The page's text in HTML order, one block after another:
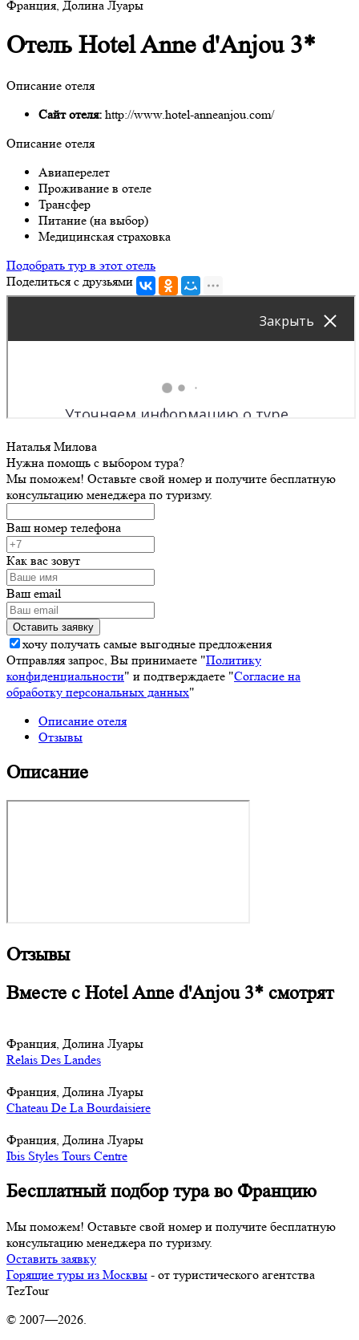
Франция, Долина Луары
Отель Hotel Anne d'Anjou 3*
Описание отеля
Сайт отеля: http://www.hotel-anneanjou.com/
Описание отеля
Авиаперелет
Проживание в отеле
Трансфер
Питание (на выбор)
Медицинская страховка
Подобрать тур в этот отель
Поделиться с друзьями
Наталья Милова
Нужна помощь с выбором тура?
Мы поможем! Оставьте свой номер и получите бесплатную
консультацию менеджера по туризму.
Ваш номер телефона
Как вас зовут
Ваш email
хочу получать самые выгодные предложения
Отправляя запрос, Вы принимаете "Политику
конфиденциальности" и подтверждаете "Согласие на
обработку персональных данных"
Описание отеля
Отзывы
Описание
Отзывы
Вместе с Hotel Anne d'Anjou 3* смотрят
Франция, Долина Луары
Relais Des Landes
Франция, Долина Луары
Chateau De La Bourdaisiere
Франция, Долина Луары
Ibis Styles Tours Centre
Бесплатный подбор тура во Францию
Мы поможем! Оставьте свой номер и получите бесплатную
консультацию менеджера по туризму.
Оставить заявку
Горящие туры из Москвы - от туристического агентства
TezTour
© 2007—2026.